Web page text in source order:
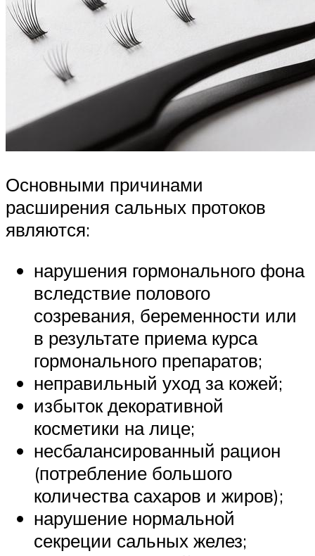
Основными причинами
расширения сальных протоков
являются:
нарушения гормонального фона
вследствие полового
созревания, беременности или
в результате приема курса
гормонального препаратов;
неправильный уход за кожей;
избыток декоративной
косметики на лице;
несбалансированный рацион
(потребление большого
количества сахаров и жиров);
нарушение нормальной
секреции сальных желез;